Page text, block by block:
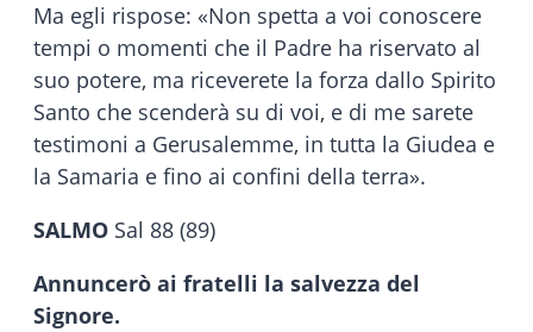
Ma egli rispose: «Non spetta a voi conoscere
tempi o momenti che il Padre ha riservato al
suo potere, ma riceverete la forza dallo Spirito
Santo che scenderà su di voi, e di me sarete
testimoni a Gerusalemme, in tutta la Giudea e
la Samaria e fino ai confini della terra».
SALMO Sal 88 (89)
Annuncerò ai fratelli la salvezza del
Signore.